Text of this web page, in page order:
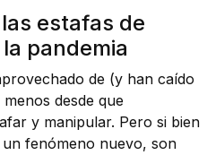
estafas de
pandemia
de (y han caído
desde que
y manipular. Pero si bien
fenómeno nuevo, son